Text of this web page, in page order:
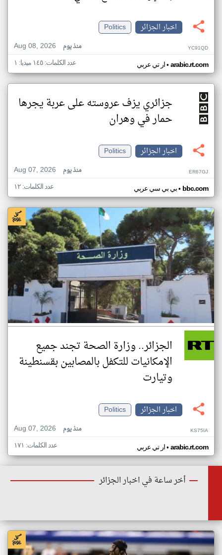
اخبار الجزائر
Politics
Aug 08, 2026
منذ يوم YC91QD
ار تي عربي• arabic.rt.com عدد الكلمات: ١٤٥ ميديا: ١
جزائري يزف عروسته على عربة يجرها
حمار في وهران
اخبار الجزائر
Politics
Aug 07, 2026
منذ يوم ER67GJ
بي بي سي عربي• bbc.com عدد الكلمات: ١٢
الجزائر.. وزارة الصحة تجند جميع
الإمكانيات للتكفل بالمصابين بقسنطينة
وتيارت
اخبار الجزائر
Politics
Aug 07, 2026
منذ يوم KS75IA
ار تي عربي• arabic.rt.com عدد الكلمات: ١٧١
أخر ساعة في اخبار الجزائر